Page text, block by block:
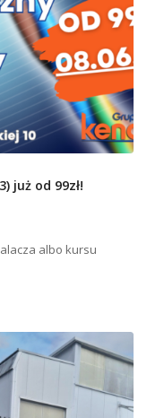
już od 99zł!
albo kursu